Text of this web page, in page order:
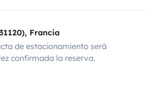
Francia
de estacionamiento será
confirmada la reserva.